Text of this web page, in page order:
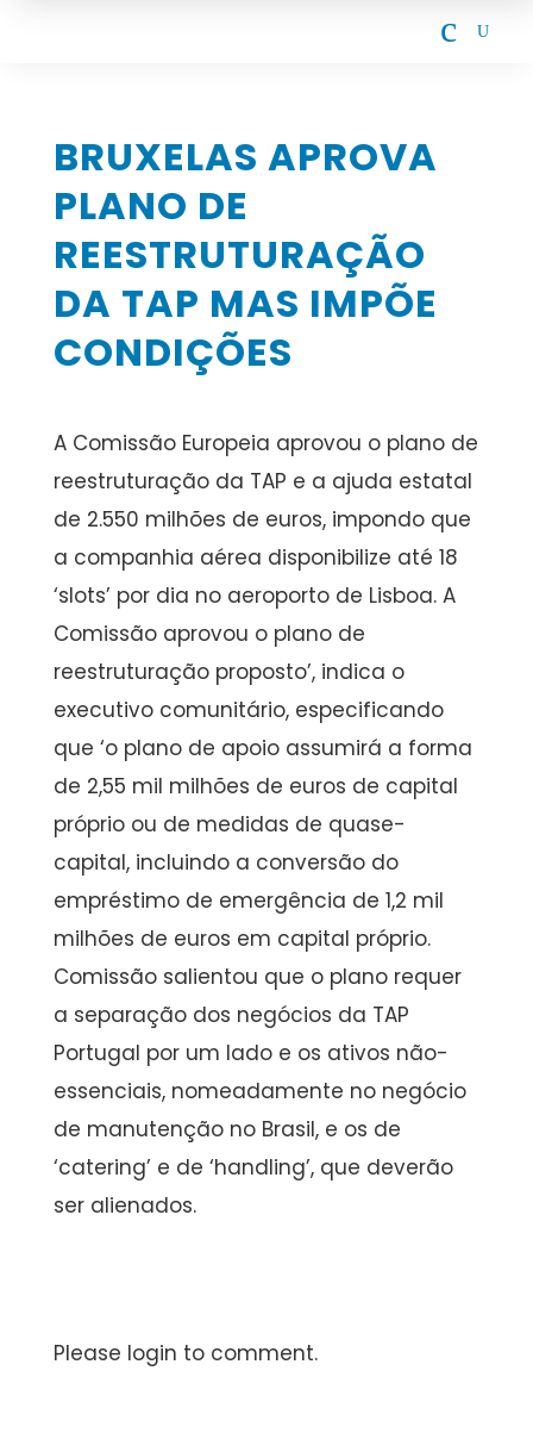
c U
BRUXELAS APROVA
PLANO DE
REESTRUTURAÇÃO
DA TAP MAS IMPÕE
CONDIÇÕES
A Comissão Europeia aprovou o plano de
reestruturação da TAP e a ajuda estatal
de 2.550 milhões de euros, impondo que
a companhia aérea disponibilize até 18
‘slots’ por dia no aeroporto de Lisboa. A
Comissão aprovou o plano de
reestruturação proposto’, indica o
executivo comunitário, especificando
que ‘o plano de apoio assumirá a forma
de 2,55 mil milhões de euros de capital
próprio ou de medidas de quase-
capital, incluindo a conversão do
empréstimo de emergência de 1,2 mil
milhões de euros em capital próprio.
Comissão salientou que o plano requer
a separação dos negócios da TAP
Portugal por um lado e os ativos não-
essenciais, nomeadamente no negócio
de manutenção no Brasil, e os de
‘catering’ e de ‘handling’, que deverão
ser alienados.
Please login to comment.